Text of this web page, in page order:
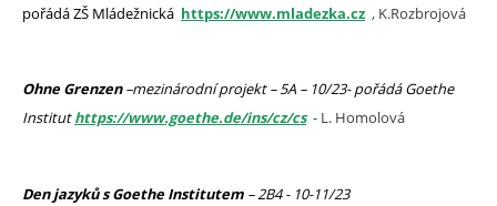
pořádá ZŠ Mládežnická https://www.mladezka.cz , K.Rozbrojová
Ohne Grenzen–mezinárodní projekt – 5A – 10/23- pořádá Goethe
Instituthttps://www.goethe.de/ins/cz/cs- L. Homolová
Den jazyků s Goethe Institutem – 2B4 - 10-11/23